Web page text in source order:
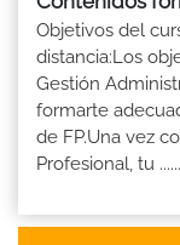
Objetivos del
distancia:Los
Gestión
formarte
de FP.Una vez
Profesional, tu ......